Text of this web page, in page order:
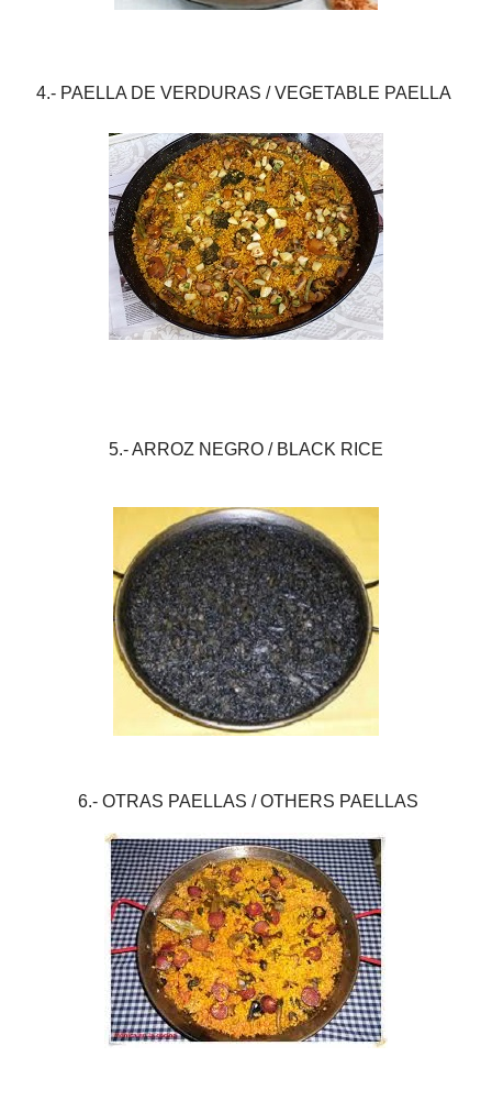
4.- PAELLA DE VERDURAS / VEGETABLE PAELLA
5.- ARROZ NEGRO / BLACK RICE
6.- OTRAS PAELLAS / OTHERS PAELLAS